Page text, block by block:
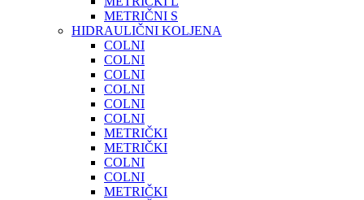
METRIČNI S
HIDRAULIČNI KOLJENA
COLNI
COLNI
COLNI
COLNI
COLNI
COLNI
METRIČKI
METRIČKI
COLNI
COLNI
METRIČKI